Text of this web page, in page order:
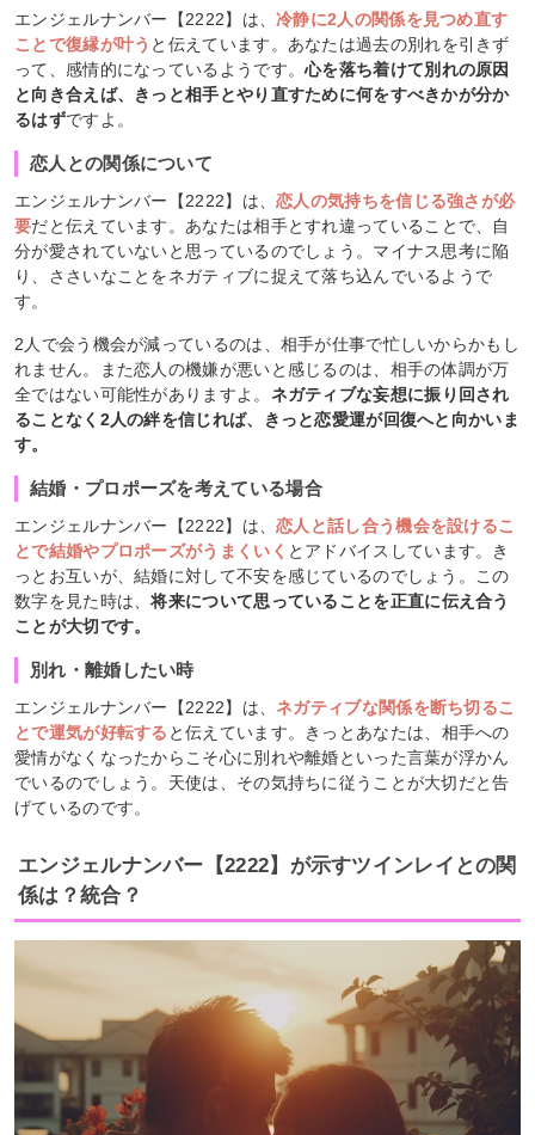
エンジェルナンバー【2222】は、冷静に2人の関係を見つめ直す
ことで復縁が叶う と伝えています。あなたは過去の別れを引きず
って、感情的になっているようです。心を落ち着けて別れの原因
と向き合えば、きっと相手とやり直すために何をすべきかが分か
るはずですよ。
恋人との関係について
エンジェルナンバー【2222】は、恋人の気持ちを信じる強さが必
要だと伝えています。あなたは相手とすれ違っていることで、自
分が愛されていないと思っているのでしょう。マイナス思考に陥
り、ささいなことをネガティブに捉えて落ち込んでいるようで
す。
2人で会う機会が減っているのは、相手が仕事で忙しいからかもし
れません。また恋人の機嫌が悪いと感じるのは、相手の体調が万
全ではない可能性がありますよ。 ネガティブな妄想に振り回され
ることなく2人の絆を信じれば、きっと恋愛運が回復へと向かいま
す。
結婚・プロポーズを考えている場合
エンジェルナンバー【2222】は、恋人と話し合う機会を設けるこ
とで結婚やプロポーズがうまくいく とアドバイスしています。き
っとお互いが、結婚に対して不安を感じているのでしょう。この
数字を見た時は、将来について思っていることを正直に伝え合う
ことが大切です。
別れ・離婚したい時
エンジェルナンバー【2222】は、ネガティブな関係を断ち切るこ
とで運気が好転する と伝えています。きっとあなたは、相手への
愛情がなくなったからこそ心に別れや離婚といった言葉が浮かん
でいるのでしょう。天使は、その気持ちに従うことが大切だと告
げているのです。
エンジェルナンバー【2222】が示すツインレイとの関
係は？統合？